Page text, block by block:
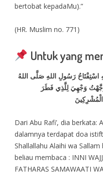
bertobat kepadaMu).”
(HR. Muslim no. 771)
Untuk yang
رَسُولِ اللهِ صَلَّى اللهُ
وَجْهِيَ لِلَّذِي فَطَرَ
Dari Abu Rafi’, dia berkata:
dalamnya terdapat doa
Shallallahu Alaihi wa
beliau membaca : INNI
FATHARAS SAMAWAATI